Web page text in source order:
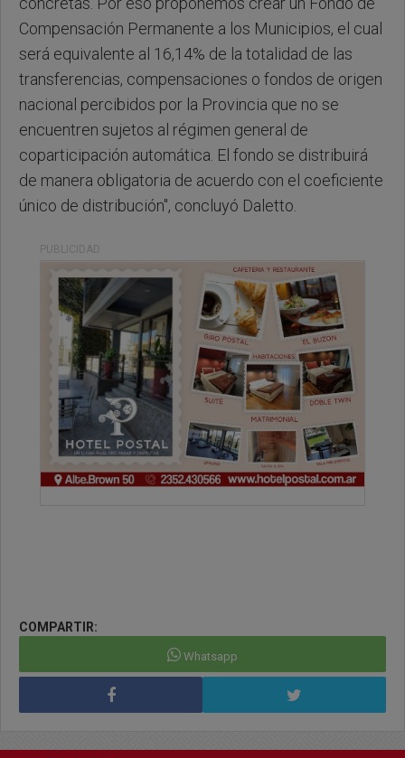
Compensación Permanente a los Municipios, el cual
será equivalente al 16,14% de la totalidad de las
transferencias, compensaciones o fondos de origen
nacional percibidos por la Provincia que no se
encuentren sujetos al régimen general de
coparticipación automática. El fondo se distribuirá
de manera obligatoria de acuerdo con el coeficiente
único de distribución", concluyó Daletto.
PUBLICIDAD
COMPARTIR:
Whatsapp